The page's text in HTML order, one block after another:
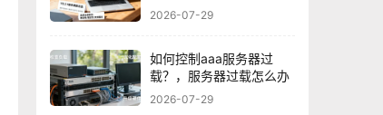
2026-07-29
如何控制aaa服务器过
载？，服务器过载怎么办
2026-07-29